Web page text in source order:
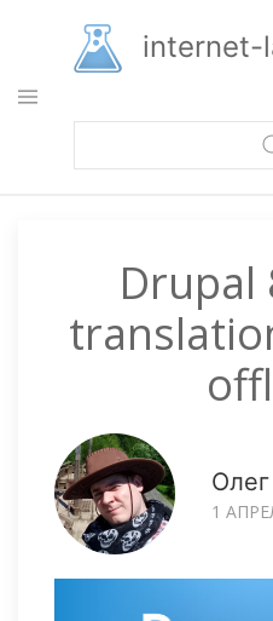
основному
содержанию
internet-
Олег
1